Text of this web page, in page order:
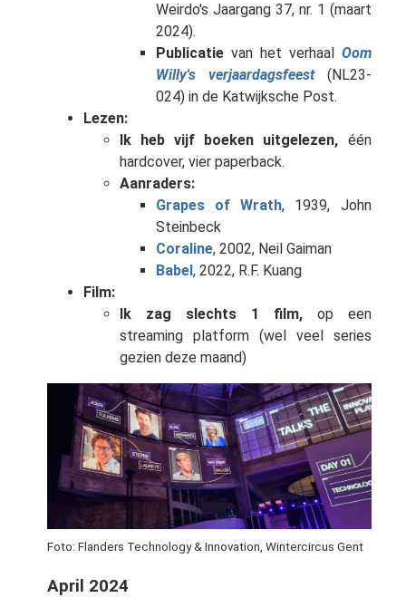
Weirdo's Jaargang 37, nr. 1 (maart
2024).
Publicatievan het verhaal Oom
Willy's verjaardagsfeest(NL23-
024) in de Katwijksche Post.
Lezen:
Ik heb vijf boeken uitgelezen, één
hardcover, vier paperback.
Aanraders:
Grapes of Wrath, 1939, John
Steinbeck
Coraline, 2002, Neil Gaiman
Babel , 2022, R.F. Kuang
Film:
Ik zag slechts 1 film,op een
streaming platform (wel veel series
gezien deze maand)
Foto: Flanders Technology & Innovation, Wintercircus Gent
April 2024